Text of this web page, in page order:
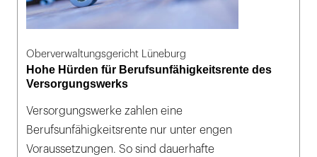
Oberverwaltungsgericht Lüneburg
Hohe Hürden für Berufsunfähigkeitsrente des
Versorgungswerks
Versorgungswerke zahlen eine
Berufsunfähigkeitsrente nur unter engen
Voraussetzungen. So sind dauerhafte